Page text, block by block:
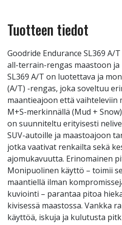
Tuotteen tiedot
Goodride Endurance SL369 A/
all-terrain-rengas maastoon ja
SL369 A/T on luotettava ja
(A/T) -rengas, joka soveltuu
maantieajoon että vaihteleviin
M+S-merkinnällä (Mud +
on suunniteltu erityisesti
SUV-autoille ja maastoajoon
jotka vaativat renkailta sekä
ajomukavuutta. Erinomainen
Monipuolinen käyttö – toimii
maantiellä ilman
kuviointi – parantaa pitoa
kivisessä maastossa. Vankka
käyttöä, iskuja ja kulutusta